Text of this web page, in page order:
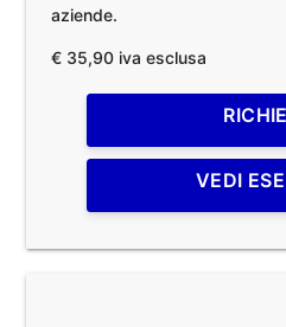
aziende.
€ 35,90 iva esclusa
VEDI